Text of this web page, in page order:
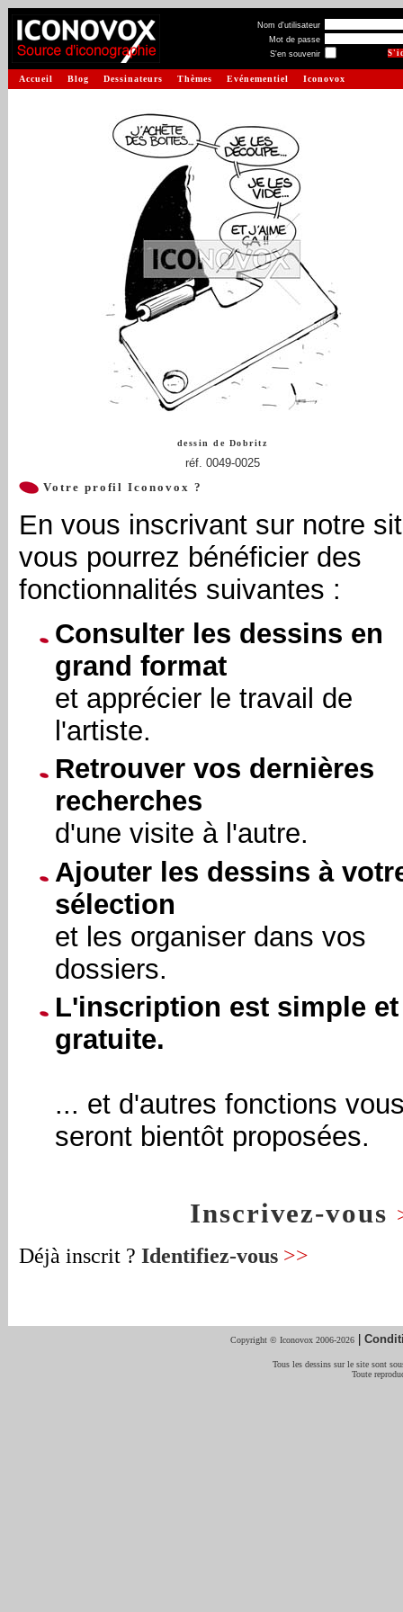
Nom d'utilisateur
Mot de passe
S'en souvenir
Accueil Blog Dessinateurs Thèmes Evénementiel Iconovox
dessin de Dobritz
réf. 0049-0025
Votre profil Iconovox ?
En vous inscrivant sur notre
vous pourrez bénéficier des
fonctionnalités suivantes :
Consulter les dessins en
grand format
et apprécier le travail de
l'artiste.
Retrouver vos dernières
recherches
d'une visite à l'autre.
Ajouter les dessins à
sélection
et les organiser dans vos
dossiers.
L'inscription est simple et
gratuite.
... et d'autres fonctions
seront bientôt proposées.
Inscrivez-vous
Déjà inscrit ? Identifiez-vous >>
Copyright © Iconovox 2006-2026 |
Tous les dessins sur le site sont
Toute